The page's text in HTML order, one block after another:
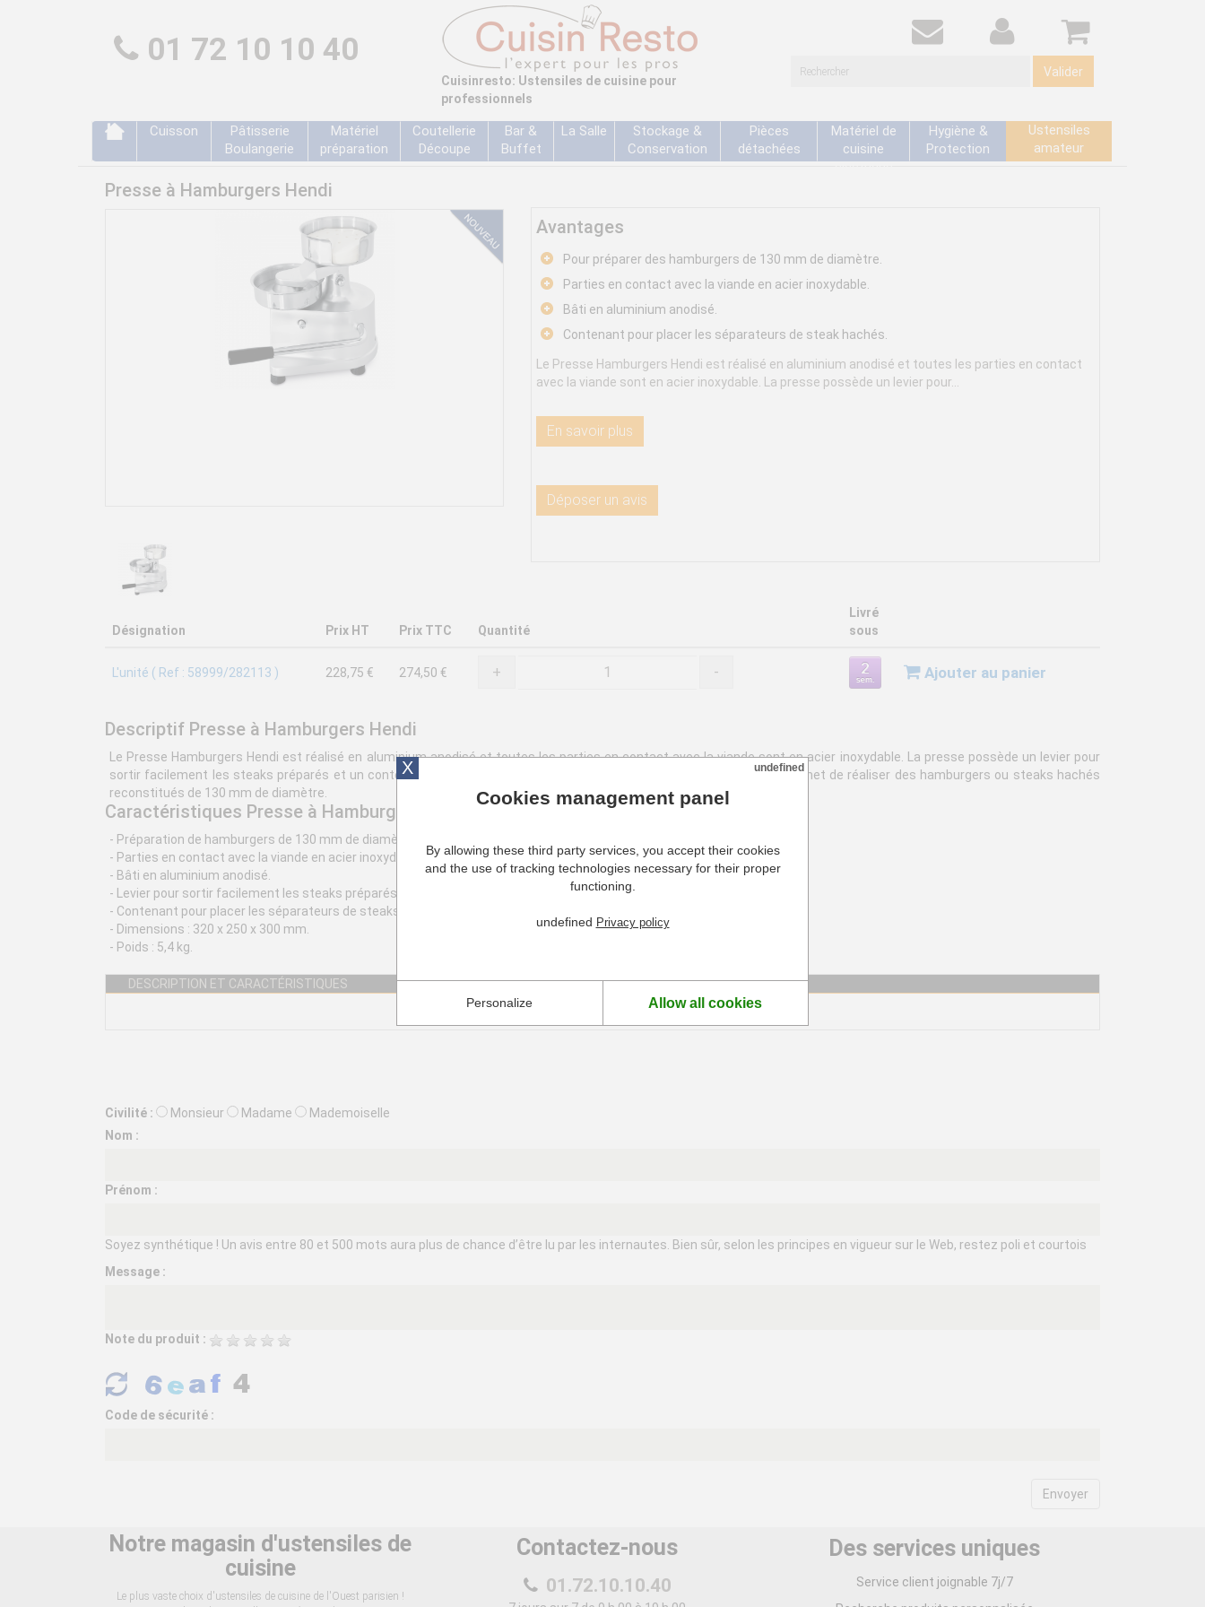
01 72 10 10 40
Cuisinresto: Ustensiles de cuisine pour
professionnels
Valider
Cuisson
Pâtisserie
Boulangerie
Matériel
préparation
Coutellerie
Découpe
Bar &
Buffet
La Salle
Stockage &
Conservation
Pièces
détachées
Matériel de
cuisine
électrique
Hygiène &
Protection
Ustensiles
amateur
Presse à Hamburgers Hendi
Avantages
Pour préparer des hamburgers de 130 mm de diamètre.
Parties en contact avec la viande en acier inoxydable.
Bâti en aluminium anodisé.
Contenant pour placer les séparateurs de steak hachés.
Le Presse Hamburgers Hendi est réalisé en aluminium anodisé et toutes les parties en contact
avec la viande sont en acier inoxydable. La presse possède un levier pour...
En savoir plus
Déposer un avis
Désignation Prix HT Prix TTC Quantité
Livré
sous
L'unité ( Ref : 58999/282113 ) 228,75 € 274,50 € + - Ajouter au panier
Descriptif Presse à Hamburgers Hendi
Le Presse Hamburgers Hendi est réalisé en aluminium anodisé et toutes les parties en contact avec la viande sont en acier inoxydable. La presse possède un levier pour
sortir facilement les steaks préparés et un contenant permettant de placer les séparateurs papier. Cette presse permet de réaliser des hamburgers ou steaks hachés
reconstitués de 130 mm de diamètre.
Caractéristiques Presse à Hamburgers Hendi
- Préparation de hamburgers de 130 mm de diamètre.
- Parties en contact avec la viande en acier inoxydable.
- Bâti en aluminium anodisé.
- Levier pour sortir facilement les steaks préparés.
- Contenant pour placer les séparateurs de steaks hachés.
- Dimensions : 320 x 250 x 300 mm.
- Poids : 5,4 kg.
DESCRIPTION ET CARACTÉRISTIQUES
Civilité : Monsieur Madame
Mademoiselle
Nom :
Prénom :
Soyez synthétique ! Un avis entre 80 et 500 mots aura plus de chance d’être lu par les internautes. Bien sûr, selon les principes en vigueur sur le Web, restez poli et courtois
Message :
Note du produit :
Code de sécurité :
Notre magasin d'ustensiles de
cuisine
Le plus vaste choix d'ustensiles de cuisine de l'Ouest parisien !
Contactez-nous
01.72.10.10.40
Des services uniques
Service client joignable 7j/7
X undefined
Cookies management panel
By allowing these third party services, you accept their cookies
and the use of tracking technologies necessary for their proper
functioning.
undefined Privacy policy
Personalize Allow all cookies